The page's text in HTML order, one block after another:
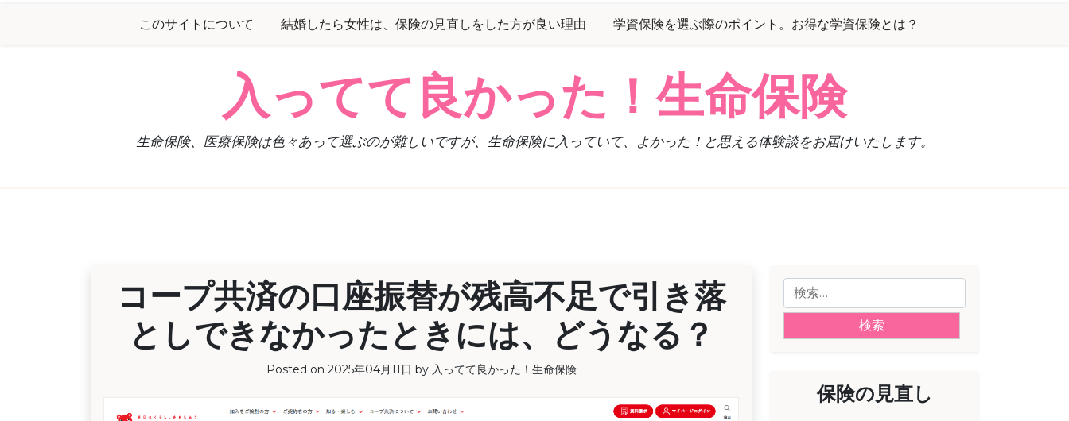
このサイトについて 結婚したら女性は、保険の見直しをした方が良い理由 学資保険を選ぶ際のポイント。お得な学資保険とは？
入ってて良かった！生命保険
生命保険、医療保険は色々あって選ぶのが難しいですが、生命保険に入っていて、よかった！と思える体験談をお届けいたします。
コープ共済の口座振替が残高不足で引き落
としできなかったときには、どうなる？
Posted on 2025年04月11日 by 入ってて良かった！生命保険
検
索:
保険の見直し